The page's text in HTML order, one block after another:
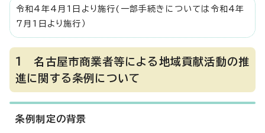
令和4年4月1日より施行(一部手続きについては令和4年
7月1日より施行）
1 名古屋市商業者等による地域貢献活動の推
進に関する条例について
条例制定の背景